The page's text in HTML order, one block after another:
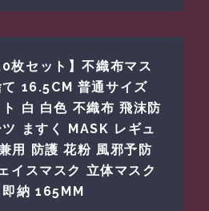
枚セット】不織布マス
16.5CM 普通サイズ
白 白色 不織布 飛沫防
ますく MASK レギュ
用 防護 花粉 風邪予防
イスマスク 立体マスク
納 165MM